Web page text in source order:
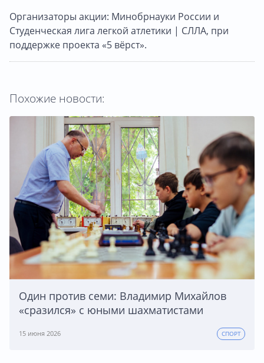
Организаторы акции: Минобрнауки России и
Студенческая лига легкой атлетики | СЛЛА, при
поддержке проекта «5 вёрст».
Похожие новости:
Один против семи: Владимир Михайлов
«сразился» с юными шахматистами
15 июня 2026 СПОРТ